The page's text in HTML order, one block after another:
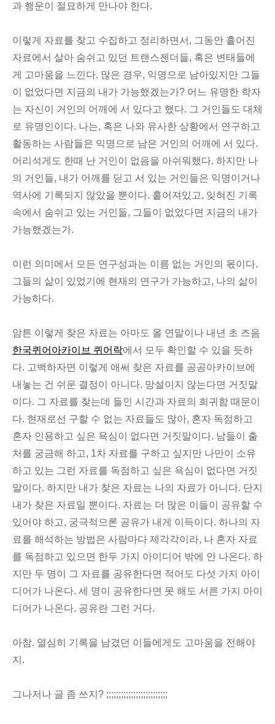
과 행운이 절묘하게 만나야 한다.
이렇게 자료를 찾고 수집하고 정리하면서, 그동안 흩어진
자료에서 살아 숨쉬고 있던 트랜스젠더들, 혹은 변태들에
게 고마움을 느낀다. 많은 경우, 익명으로 남아있지만 그들
이 없었다면 지금의 내가 가능했겠는가? 어느 유명한 학자
는 자신이 거인의 어깨에 서 있다고 했다. 그 거인들도 대체
로 유명인이다. 나는, 혹은 나와 유사한 상황에서 연구하고
활동하는 사람들은 익명으로 남은 거인의 어깨에 서 있다.
어리석게도 한때 난 거인이 없음을 아쉬워했다. 하지만 나
의 거인들, 내가 어깨를 딛고 서 있는 거인들은 익명이거나
역사에 기록되지 않았을 뿐이다. 흩어져있고, 잊혀진 기록
속에서 숨쉬고 있는 거인들, 그들이 없었다면 지금의 내가
가능했겠는가.
이런 의미에서 모든 연구성과는 이름 없는 거인의 몫이다.
그들의 삶이 있었기에 현재의 연구가 가능하고, 나의 삶이
가능하다.
암튼 이렇게 찾은 자료는 아마도 올 연말이나 내년 초 즈음
한국퀴어아카이브 퀴어락에서 모두 확인할 수 있을 듯하
다. 고백하자면 이렇게 애써 찾은 자료를 공공아카이브에
내놓는 건 쉬운 결정이 아니다. 망설이지 않는다면 거짓말
이다. 그 자료를 찾는데 들인 시간과 자료의 희귀함 때문이
다. 현재로선 구할 수 없는 자료들도 많아, 혼자 독점하고
혼자 인용하고 싶은 욕심이 없다면 거짓말이다. 남들이 출
처를 궁금해 하고, 1차 자료를 구하고 싶지만 나만이 소유
하고 있는 그런 자료를 독점하고 싶은 욕심이 없다면 거짓
말이다. 하지만 내가 찾은 자료는 나의 자료가 아니다. 단지
내가 찾은 자료일 뿐이다. 자료는 더 많은 이들이 공유할 수
있어야 하고, 궁극적으론 공유가 내게 이득이다. 하나의 자
료를 해석하는 방법은 사람마다 제각각이라, 나 혼자 자료
를 독점하고 있으면 한두 가지 아이디어 밖에 안 나온다. 하
지만 두 명이 그 자료를 공유한다면 적어도 다섯 가지 아이
디어가 나온다. 세 명이 공유한다면 못 해도 서른 가지 아이
디어가 나온다. 공유란 그런 거다.
아참. 열심히 기록을 남겼던 이들에게도 고마움을 전해야
지.
그나저나 글 좀 쓰지? ;;;;;;;;;;;;;;;;;;;;;;;;;